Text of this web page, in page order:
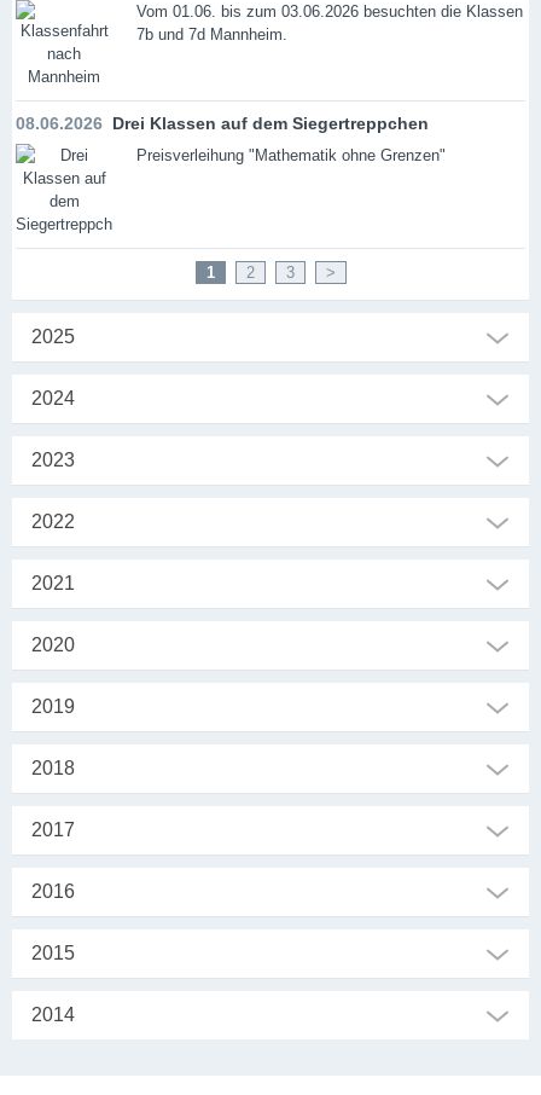
Vom 01.06. bis zum 03.06.2026 besuchten die Klassen
7b und 7d Mannheim.
08.06.2026 Drei Klassen auf dem Siegertreppchen
Preisverleihung "Mathematik ohne Grenzen"
1 2 3 >
2025
2024
2023
2022
2021
2020
2019
2018
2017
2016
2015
2014